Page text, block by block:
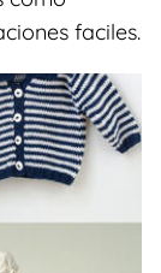
faciles.